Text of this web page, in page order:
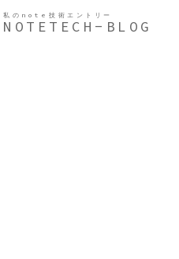
私のnote
NOTE
技術エントリー
TECH-BLOG